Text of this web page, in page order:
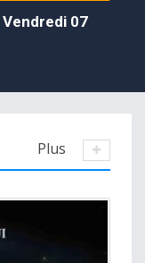
Vendredi 07
Plus